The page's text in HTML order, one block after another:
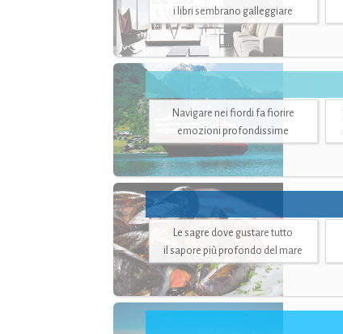
i libri sembrano galleggiare
Navigare nei fiordi fa fiorire
emozioni profondissime
Le sagre dove gustare tutto
il sapore più profondo del mare